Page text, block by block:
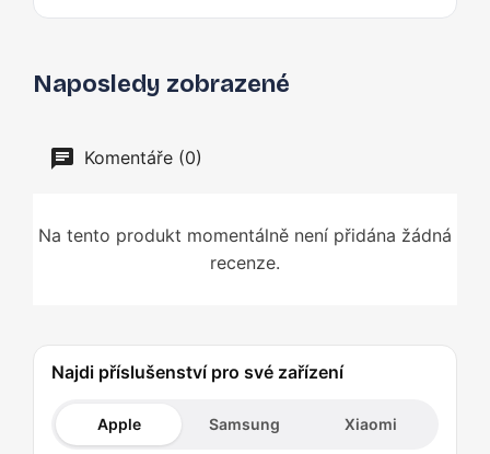
Naposledy zobrazené
Komentáře (0)
Na tento produkt momentálně není přidána žádná
recenze.
Najdi příslušenství pro své zařízení
Apple Samsung Xiaomi